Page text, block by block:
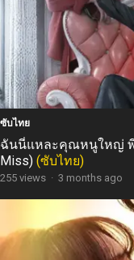
ซับไทย
ฉันนี่แหละคุณหนูใหญ่ พี่
Miss) (ซับไทย)
255 views · 3 months ago